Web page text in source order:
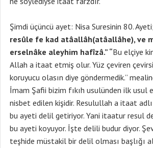
Şimdi üçüncü ayet: Nisa Suresinin 80.
resûle fe kad atâallâh(atâallâhe), ve
erselnâke aleyhim hafîzâ.” “Bu elçiye
Allah a itaat etmiş olur. Yüz çeviren
koruyucu olasın diye göndermedik.”
İmam Şafii bizim fıkıh usulünden ilk usul
nisbet edilen kişidir. Resulullah a itaat
bu ayeti delil getiriyor. Yani itaatur resul
bu ayeti koyuyor. İşte delili budur diyor.
teşhide müstakil bir delil olması başlığı